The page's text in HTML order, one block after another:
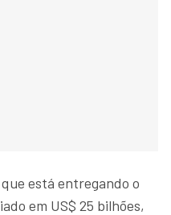
está entregando o
em US$ 25 bilhões,